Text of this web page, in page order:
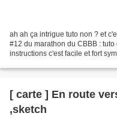
ah ah ça intrigue tuto non ? et
#12 du marathon du CBBB :
instructions c'est facile et fort
[ carte ] En route
,sketch